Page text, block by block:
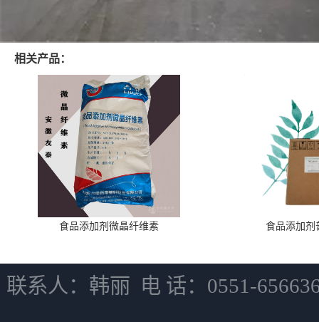
相关产品：
食品添加剂微晶纤维素 食品添加剂
联系人：韩丽 电 话：0551-